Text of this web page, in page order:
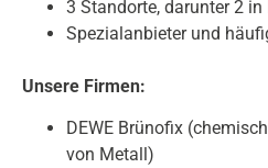
3 Standorte, darunter 2
Spezialanbieter und
Unsere Firmen:
DEWE Brünofix
von Metall)